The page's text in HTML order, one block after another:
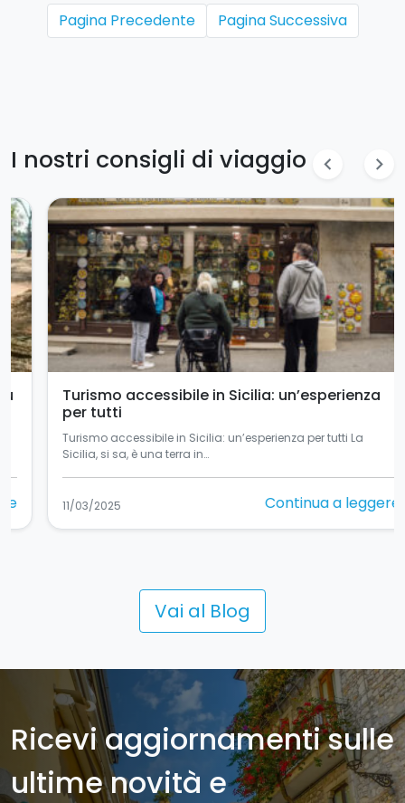
Pagina Precedente Pagina Successiva
I nostri consigli di viaggio chevron_left chevron_right
Turismo accessibile in Sicilia: un’esperienza
per tutti
Turismo accessibile in Sicilia: un’esperienza per tutti La
Sicilia, si sa, è una terra in…
11/03/2025 Continua a leggere
Vai al Blog
Ricevi aggiornamenti sulle
ultime novità e